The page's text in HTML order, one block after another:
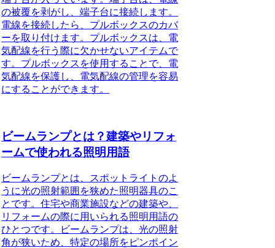
の被覆を剥がし、端子台に接続します。
電線を接続したら、プルボックスのカバ
ーを取り付けます。プルボックスは、電
気配線を行う際に欠かせないアイテムで
す。プルボックスを使用することで、電
気配線を保護し、電気配線の管理を容易
にすることができます。
ビームランプとは？建築やリフォ
ームで使われる照明用語
ビームランプとは、スポットライトのよ
うに光の照射範囲を狭めた照明器具のこ
とです。住宅や商業施設などの建築や、
リフォームの際に用いられる照明用語の
ひとつです。ビームランプは、光の照射
角が狭いため、特定の場所をピンポイン